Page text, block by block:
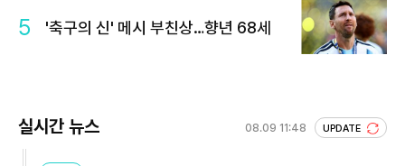
5 '축구의 신' 메시 부친상…향년 68세
실시간 뉴스 08.09 11:48 UPDATE